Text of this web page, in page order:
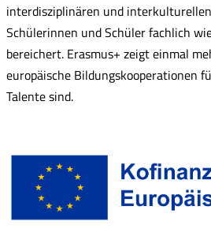
interdisziplinären und
Schülerinnen und Schüler fachlich
bereichert. Erasmus+ zeigt einmal
europäische Bildungskooperationen
Talente sind.